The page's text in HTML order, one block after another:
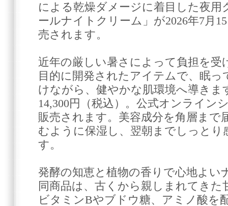
による乾燥ダメージに着目した夜用
ールナイトクリーム」が2026年7月
売されます。
近年の厳しい暑さによって負担を受
目的に開発されたアイテムで、眠
けながら、健やかな肌環境へ導きま
14,300円（税込）。公式オンライン
販売されます。美容成分を角層まで
むように保湿し、翌朝までしっとり
す。
発酵の知恵と植物の香りで心地よい
同商品は、古くから親しまれてきた
ビタミンBやブドウ糖、アミノ酸を